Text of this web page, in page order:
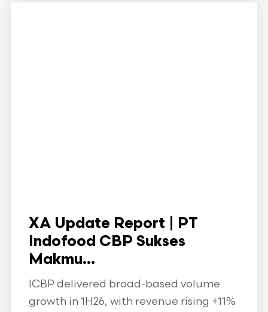
XA Update Report | PT
Indofood CBP Sukses
Makmu...
ICBP delivered broad-based volume
growth in 1H26, with revenue rising +11%